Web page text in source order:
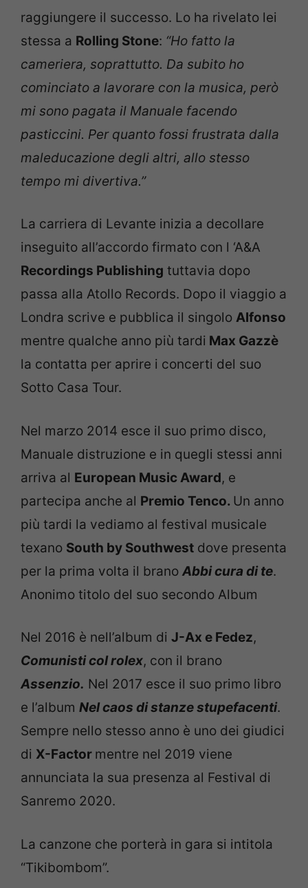
raggiungere il successo. Lo ha rivelato lei
stessa a Rolling Stone: “Ho fatto la
cameriera, soprattutto. Da subito ho
cominciato a lavorare con la musica, però
mi sono pagata il Manuale facendo
pasticcini. Per quanto fossi frustrata dalla
maleducazione degli altri, allo stesso
tempo mi divertiva.”
La carriera di Levante inizia a decollare
inseguito all’accordo firmato con l ‘A&A
Recordings Publishing tuttavia dopo
passa alla Atollo Records. Dopo il viaggio a
Londra scrive e pubblica il singolo Alfonso
mentre qualche anno più tardi Max Gazzè
la contatta per aprire i concerti del suo
Sotto Casa Tour.
Nel marzo 2014 esce il suo primo disco,
Manuale distruzione e in quegli stessi anni
arriva al European Music Award, e
partecipa anche al Premio Tenco. Un anno
più tardi la vediamo al festival musicale
texano South by Southwest dove presenta
per la prima volta il brano Abbi cura di te.
Anonimo titolo del suo secondo Album
Nel 2016 è nell’album di J-Ax e Fedez,
Comunisti col rolex, con il brano
Assenzio. Nel 2017 esce il suo primo libro
e l’album Nel caos di stanze stupefacenti.
Sempre nello stesso anno è uno dei giudici
di X-Factor mentre nel 2019 viene
annunciata la sua presenza al Festival di
Sanremo 2020.
La canzone che porterà in gara si intitola
“Tikibombom”.